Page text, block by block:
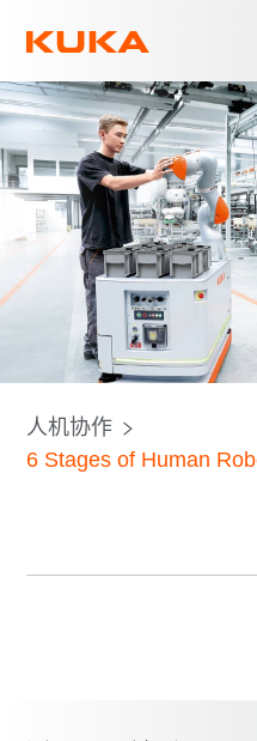
人机协作
6 Stages of Human